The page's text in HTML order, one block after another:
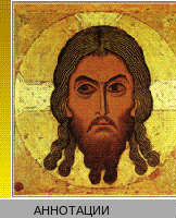
АННОТАЦИИ